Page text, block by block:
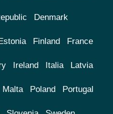
Denmark
Estonia Finland France
Ireland Italia Latvia
Malta Poland Portugal